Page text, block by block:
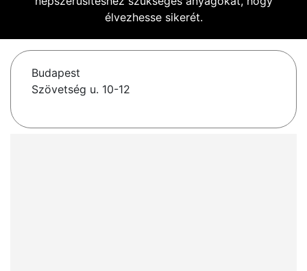
élvezhesse sikerét.
Budapest
Szövetség u. 10-12